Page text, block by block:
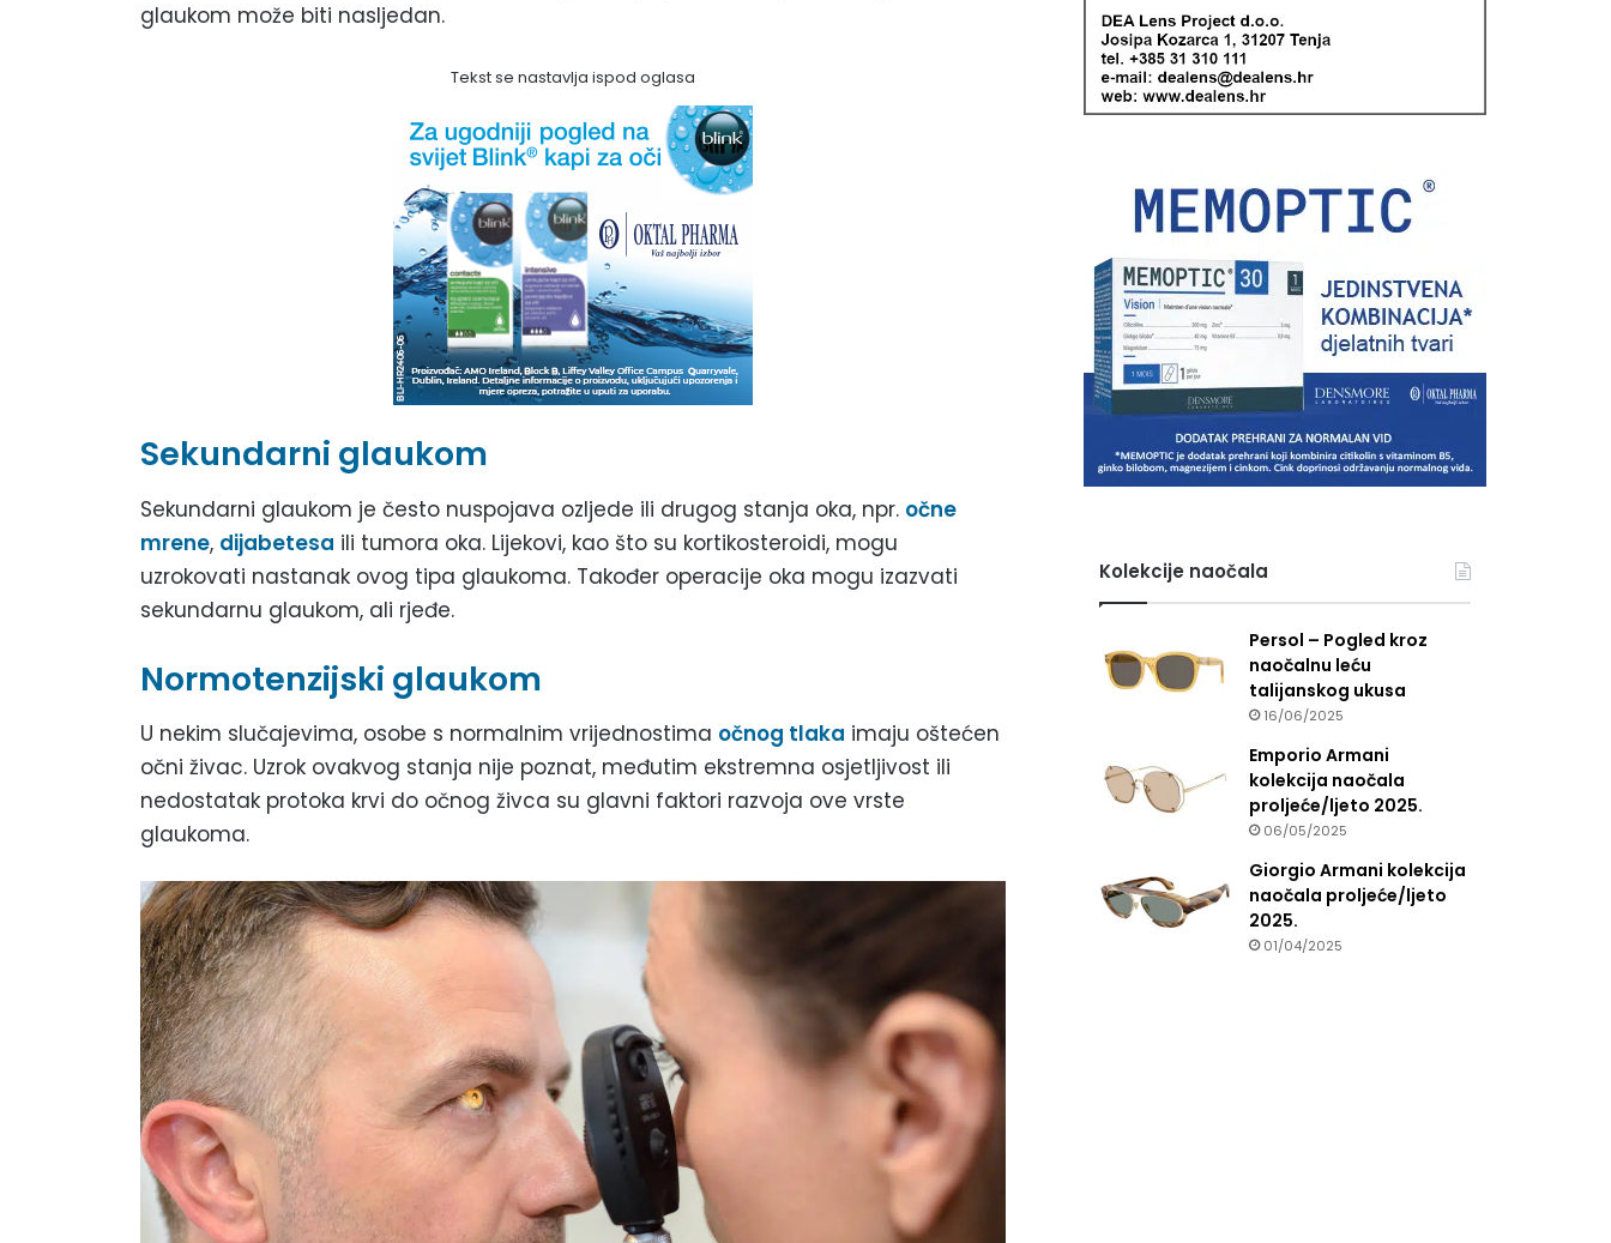
glaukom može biti nasljedan.
Tekst se nastavlja ispod oglasa
Sekundarni glaukom
Sekundarni glaukom je često nuspojava ozljede ili drugog stanja oka, npr. očne
mrene, dijabetesa ili tumora oka. Lijekovi, kao što su kortikosteroidi, mogu
uzrokovati nastanak ovog tipa glaukoma. Također operacije oka mogu izazvati
sekundarnu glaukom, ali rjeđe.
Normotenzijski glaukom
U nekim slučajevima, osobe s normalnim vrijednostima očnog tlaka imaju oštećen
očni živac. Uzrok ovakvog stanja nije poznat, međutim ekstremna osjetljivost ili
nedostatak protoka krvi do očnog živca su glavni faktori razvoja ove vrste
glaukoma.
Kolekcije naočala
Persol – Pogled kroz
naočalnu leću
talijanskog ukusa
16/06/2025
Emporio Armani
kolekcija naočala
proljeće/ljeto 2025.
06/05/2025
Giorgio Armani kolekcija
naočala proljeće/ljeto
2025.
01/04/2025